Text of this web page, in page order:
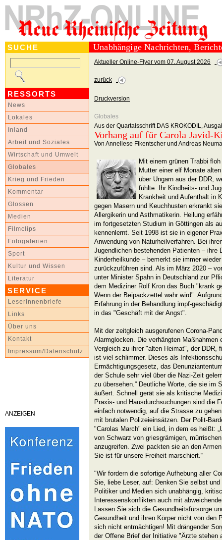
SUCHE
RESSORTS
News
Lokales
Inland
Arbeit und Soziales
Wirtschaft und Umwelt
Globales
Krieg und Frieden
Kommentar
Glossen
Medien
Filmclips
Fotogalerien
Sport
Kultur und Wissen
Literatur
SERVICE
LeserInnenbriefe
Links
Über uns
Kontakt
Impressum/Datenschutz
ANZEIGEN
Unabhängige Nachrichten,
Aktueller Online-Flyer vom 07. August 2026
zurück
Druckversion
Globales
Aus der Quartalsschrift DAS KROKODIL,
Vorhang auf für Carola Javid-
Von Anneliese Fikentscher und Andreas
Mit einem grünen Trabbi
Mutter einer elf Monate
über Ungarn aus der DDR,
fühlte. Ihr Kindheits- und
Krankheit und Aufenthalt in
gegen Masern und Keuchhusten erkrankt
Allergikerin und Asthmatikerin. Heilung
im fortgesetzten Studium in Göttingen als
kennenlernt. Seit 1998 ist sie in eigener
Anwendung von Naturheilverfahren. Bei
Jugendlichen bestehenden Patienten – ihre
Kinderheilkunde – bemerkt sie immer
zurückzuführen sind. Als im März 2020 –
unter Minister Spahn in Deutschland zur
dem Mediziner Rolf Kron das Buch "krank
Wenn der Beipackzettel wahr wird".
Erfahrung in der Behandlung impf-
in das "Geschäft mit der Angst".
Mit der zeitgleich ausgerufenen Corona-
Alarmglocken. Die verhängten Maßnahmen
Vergleich zu ihrer "alten Heimat", der DDR,
ist viel schlimmer. Dieses als
Ermächtigungsgesetz, das
der Schule sehr viel über die Nazi-Zeit
zu übersehen.“ Deutliche Worte, die sie im
äußert. Schnell gerät sie als kritische
Praxis- und Hausdurchsuchungen sind die
einfach notwendig, auf die Strasse zu
mit brutalen Polizeieinsätzen. Der Polit-
"Carolas March" ein Lied, in dem es heißt:
von Schwarz von griesgrämigen,
anzugreifen. Zwei packten sie an den
Sie ist für unsere Freiheit marschiert.“
"Wir fordern die sofortige Aufhebung aller
Sie, liebe Leser, auf: Denken Sie selbst
Politiker und Medien sich unabhängig,
Interessenskonflikten auch mit
Lassen Sie sich die Gesundheitsfürsorge
Gesundheit und ihren Körper nicht von den
sich nicht entmächtigen! Mit drängender
der Offene Brief der Initiative "Ärzte stehen